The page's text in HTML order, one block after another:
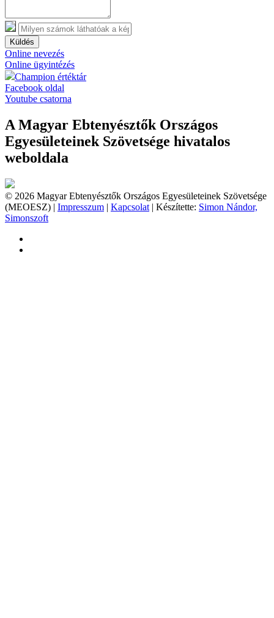
Küldés
Online nevezés
Online ügyintézés
Champion értéktár
Facebook oldal
Youtube csatorna
A Magyar Ebtenyésztők Országos
Egyesületeinek Szövetsége hivatalos
weboldala
© 2026 Magyar Ebtenyésztők Országos Egyesületeinek Szövetsége
(MEOESZ) | Impresszum | Kapcsolat | Készítette: Simon Nándor,
Simonszoft